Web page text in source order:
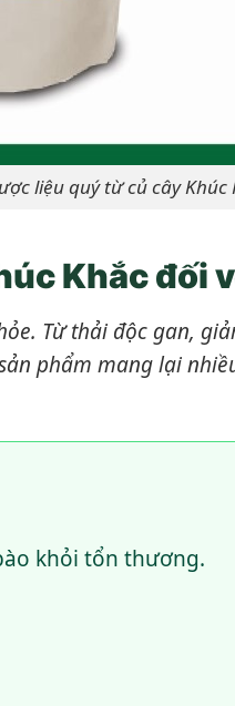
liệu quý từ củ cây Khúc
Khắc đối
Từ thải độc gan,
phẩm mang lại
khỏi tổn thương.